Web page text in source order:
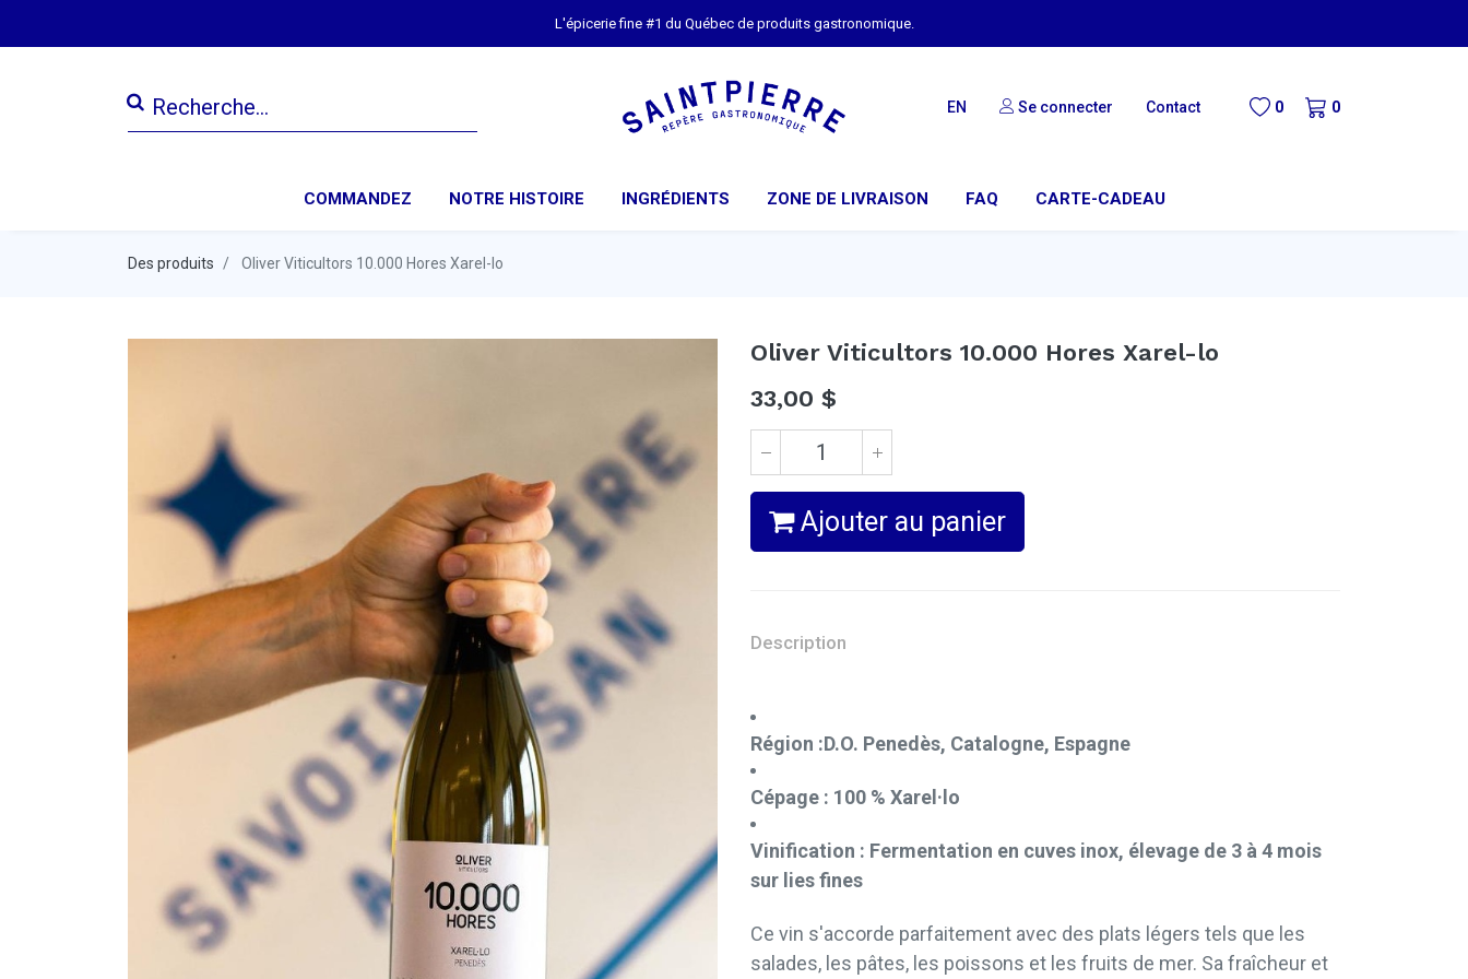
L'épicerie fine #1 du Québec de produits gastronomique.
EN Se connecter Contact 0 0
COMMANDEZ NOTRE HISTOIRE INGRÉDIENTS ZONE DE LIVRAISON FAQ CARTE-CADEAU
Des produits Oliver Viticultors 10.000 Hores Xarel-lo
Oliver Viticultors 10.000 Hores Xarel-lo
33,00 $
Ajouter au panier
Description
Région :D.O. Penedès, Catalogne, Espagne
Cépage : 100 % Xarel·lo
Vinification : Fermentation en cuves inox, élevage de 3 à 4 mois
sur lies fines
Ce vin s'accorde parfaitement avec des plats légers tels que les
salades, les pâtes, les poissons et les fruits de mer. Sa fraîcheur et